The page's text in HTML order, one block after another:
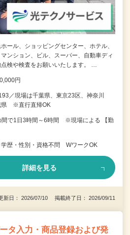
ール、ショッピングセンター、ホテル、
ンション、ビル、スーパー、自動車ディ
検や検査をお願いいたします。 …
円
／現場は千葉県、東京23区、神奈川
県 ※直行直帰OK
間で1日3時間～6時間 ※現場による 【勤
歴・性別・資格不問 WワークOK
詳細を見る
新日： 2026/07/10 掲載終了日： 2026/09/11
タ入力・商品登録および発